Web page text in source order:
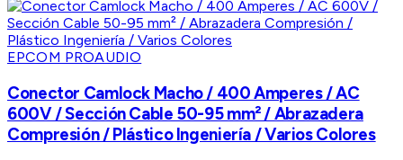
EPCOM PROAUDIO
Conector Camlock Macho / 400 Amperes / AC
600V / Sección Cable 50-95 mm² / Abrazadera
Compresión / Plástico Ingeniería / Varios Colores